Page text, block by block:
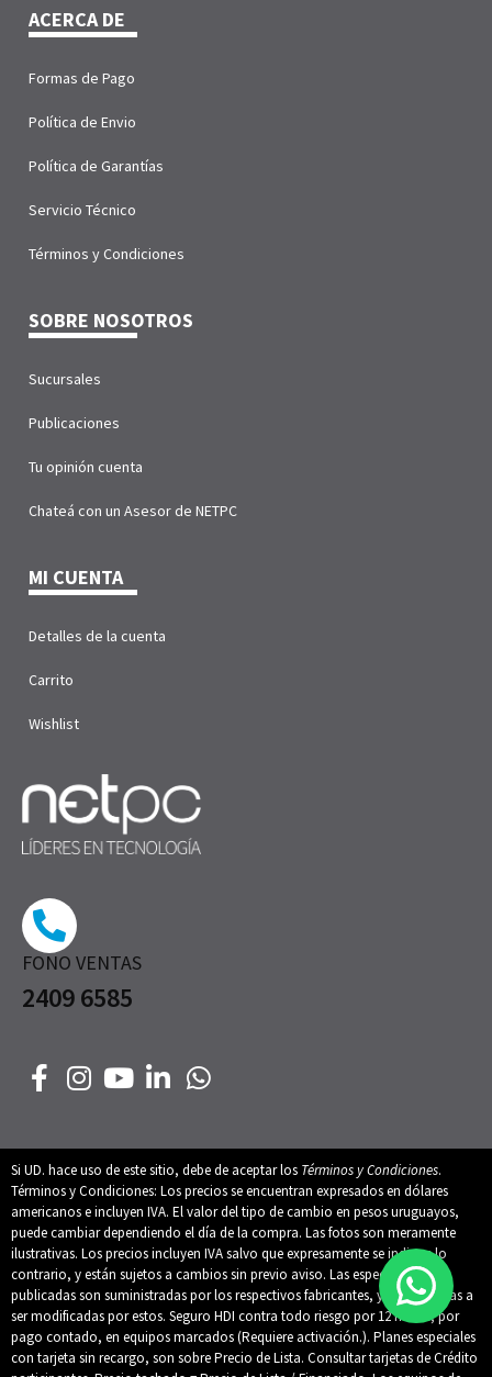
FONO VENTAS
2409 6585
ACERCA DE
Formas de Pago
Política de Envio
Política de Garantías
Servicio Técnico
Términos y Condiciones
SOBRE NOSOTROS
Sucursales
Publicaciones
Tu opinión cuenta
Chateá con un Asesor de NETPC
MI CUENTA
Detalles de la cuenta
Carrito
Wishlist
Si UD. hace uso de este sitio, debe de aceptar los Términos y Condiciones.
Términos y Condiciones: Los precios se encuentran expresados en dólares
americanos e incluyen IVA. El valor del tipo de cambio en pesos uruguayos,
puede cambiar dependiendo el día de la compra. Las fotos son meramente
ilustrativas. Los precios incluyen IVA salvo que expresamente se indique lo
contrario, y están sujetos a cambios sin previo aviso. Las especificaciones
publicadas son suministradas por los respectivos fabricantes, y están sujetas a
ser modificadas por estos. Seguro HDI contra todo riesgo por 12 meses, por
pago contado, en equipos marcados (Requiere activación.). Planes especiales
con tarjeta sin recargo, son sobre Precio de Lista. Consultar tarjetas de Crédito